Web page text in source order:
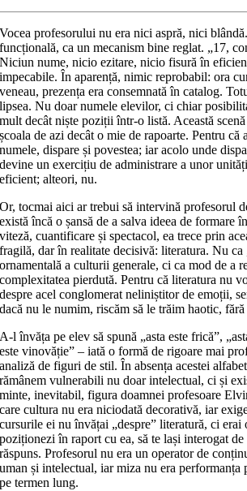
Vocea profesorului nu era nici aspră, nici
funcțională, ca un mecanism bine reglat. „17,
Niciun nume, nicio ezitare, nicio fisură în
impecabile. În aparență, nimic reprobabil: ora
veneau, prezența era consemnată în catalog.
lipsea. Nu doar numele elevilor, ci chiar
mult decât niște poziții într‑o listă. Această
școala de azi decât o mie de rapoarte. Pentru că
numele, dispare și povestea; iar acolo unde
devine un exercițiu de administrare a unor
eficient; alteori, nu.
Or, tocmai aici ar trebui să intervină profesorul
există încă o șansă de a salva ideea de formare
viteză, cuantificare și spectacol, ea trece prin
fragilă, dar în realitate decisivă: literatura. Nu ca
ornamentală a culturii generale, ci ca mod de a
complexitatea pierdută. Pentru că literatura nu
despre acel conglomerat neliniștitor de emoții,
dacă nu le numim, riscăm să le trăim haotic,
A‑l învăța pe elev să spună „asta este frică”,
este vinovăție” – iată o formă de rigoare mai
analiză de figuri de stil. În absența acestei
rămânem vulnerabili nu doar intelectual, ci și
minte, inevitabil, figura doamnei profesoare
care cultura nu era niciodată decorativă, iar
cursurile ei nu învățai „despre” literatură, ci erai
poziționezi în raport cu ea, să te lași interogat de
răspuns. Profesorul nu era un operator de
uman și intelectual, iar miza nu era performanța
pe termen lung.